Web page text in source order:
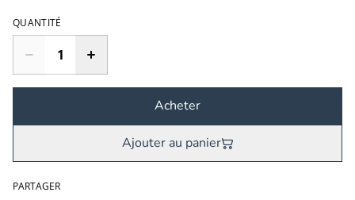
QUANTITÉ
Acheter
Ajouter au panier
PARTAGER